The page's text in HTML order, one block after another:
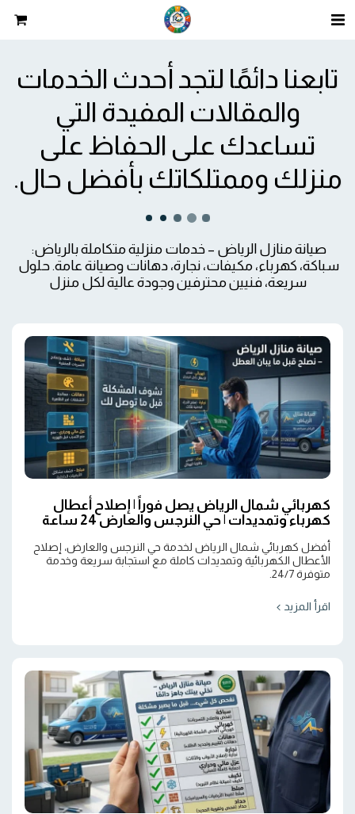
تابعنا دائمًا لتجد أحدث الخدمات
والمقالات المفيدة التي
تساعدك على الحفاظ على
منزلك وممتلكاتك بأفضل حال.
سريعة، فنيين محترفين وجودة عالية لكل منزل
كهربائي شمال الرياض يصل فوراً | إصلاح أعطال
كهرباء وتمديدات | حي النرجس والعارض 24 ساعة
أفضل كهربائي شمال الرياض لخدمة حي النرجس والعارض، إصلاح
الأعطال الكهربائية وتمديدات كاملة مع استجابة سريعة وخدمة
متوفرة 24/7.
اقرأ المزيد